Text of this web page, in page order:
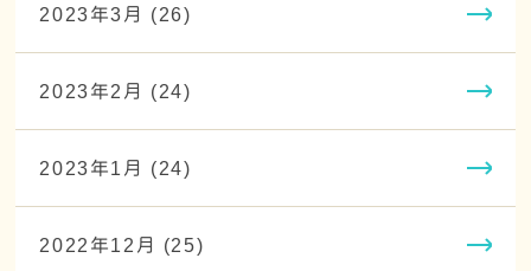
2023年3月 (26)
2023年2月 (24)
2023年1月 (24)
2022年12月 (25)